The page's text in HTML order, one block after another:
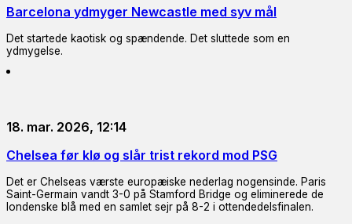
Barcelona ydmyger Newcastle med syv mål
Det startede kaotisk og spændende. Det sluttede som en
ydmygelse.
18. mar. 2026, 12:14
Chelsea før klø og slår trist rekord mod PSG
Det er Chelseas værste europæiske nederlag nogensinde. Paris
Saint-Germain vandt 3-0 på Stamford Bridge og eliminerede de
londenske blå med en samlet sejr på 8-2 i ottendedelsfinalen.